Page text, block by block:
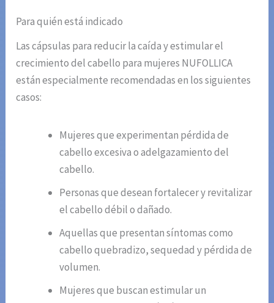
Para quién está indicado
Las cápsulas para reducir la caída y estimular el
crecimiento del cabello para mujeres NUFOLLICA
están especialmente recomendadas en los siguientes
casos:
Mujeres que experimentan pérdida de
cabello excesiva o adelgazamiento del
cabello.
Personas que desean fortalecer y revitalizar
el cabello débil o dañado.
Aquellas que presentan síntomas como
cabello quebradizo, sequedad y pérdida de
volumen.
Mujeres que buscan estimular un